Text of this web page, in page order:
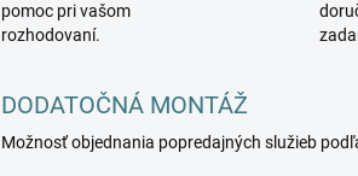
pomoc pri vašom
rozhodovaní.
DODATOČNÁ MONTÁŽ
Možnosť objednania popredajných služieb